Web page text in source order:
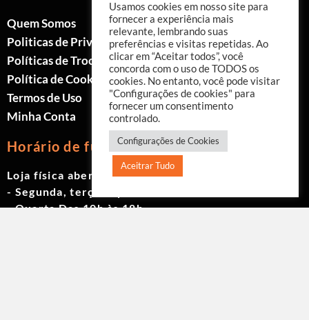
Quem Somos
Politicas de Privacidade
Políticas de Trocas e Devoluções
Política de Cookies
Termos de Uso
Minha Conta
Horário de funcionamento
Loja física aberta de Segunda à Sábado.
- Segunda, terça e quinta das 9h às 19h
- Quarta Das 10h às 18h
Usamos cookies em nosso site para
fornecer a experiência mais
relevante, lembrando suas
preferências e visitas repetidas. Ao
clicar em “Aceitar todos”, você
concorda com o uso de TODOS os
cookies. No entanto, você pode visitar
"Configurações de cookies" para
fornecer um consentimento
controlado.
Configurações de Cookies
Aceitrar Tudo